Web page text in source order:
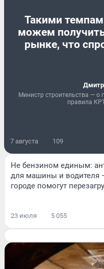
Такими
можем
рынке, что
Министр строительства — о
правила
7 августа 109
Не бензином единым:
для машины и водителя
городе помогут
23 июля 5 055